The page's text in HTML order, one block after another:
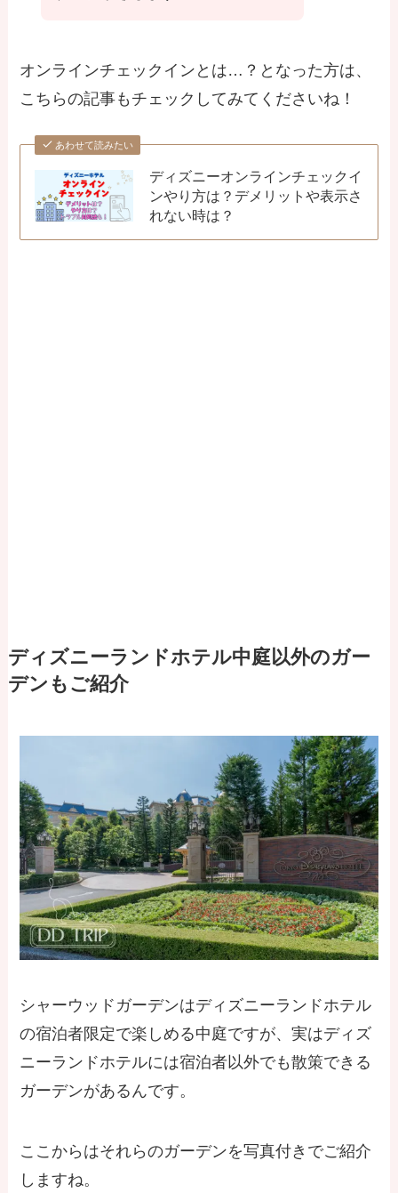
オンラインチェックインとは…？となった方は、
こちらの記事もチェックしてみてくださいね！
あわせて読みたい
ディズニーオンラインチェックイ
ンやり方は？デメリットや表示さ
れない時は？
ディズニーランドホテル中庭以外のガー
デンもご紹介
シャーウッドガーデンはディズニーランドホテル
の宿泊者限定で楽しめる中庭ですが、実はディズ
ニーランドホテルには宿泊者以外でも散策できる
ガーデンがあるんです。
ここからはそれらのガーデンを写真付きでご紹介
しますね。